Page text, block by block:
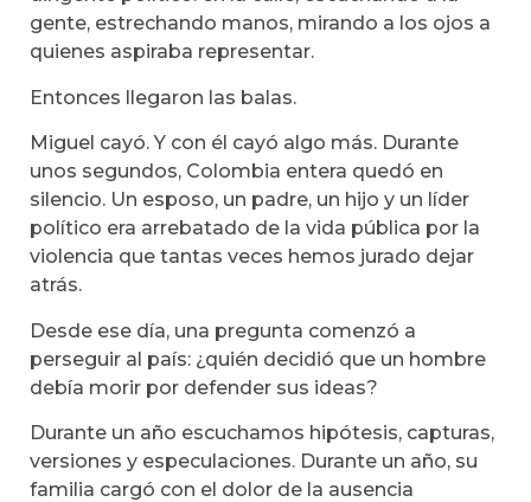
gente, estrechando manos, mirando a los ojos a
quienes aspiraba representar.
Entonces llegaron las balas.
Miguel cayó. Y con él cayó algo más. Durante
unos segundos, Colombia entera quedó en
silencio. Un esposo, un padre, un hijo y un líder
político era arrebatado de la vida pública por la
violencia que tantas veces hemos jurado dejar
atrás.
Desde ese día, una pregunta comenzó a
perseguir al país: ¿quién decidió que un hombre
debía morir por defender sus ideas?
Durante un año escuchamos hipótesis, capturas,
versiones y especulaciones. Durante un año, su
familia cargó con el dolor de la ausencia